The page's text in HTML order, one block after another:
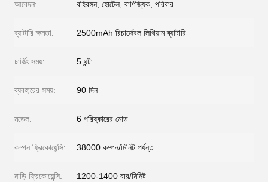
আবেদন: বহিরঙ্গন, হোটেল, বাণিজ্যিক, পরিবার
ব্যাটারি ক্ষমতা: 2500mAh রিচার্জেবল লিথিয়াম ব্যাটারি
চার্জিং সময়: 5 ঘন্টা
ব্যবহারের সময়: 90 দিন
মডেল: 6 পরিষ্কারের মোড
কম্পন ফ্রিকোয়েন্সি: 38000 কম্পন/মিনিট পর্যন্ত
নাড়ি ফ্রিকোয়েন্সি: 1200-1400 বার/মিনিট